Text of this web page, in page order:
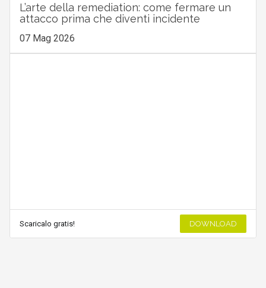
L’arte della remediation: come fermare un
attacco prima che diventi incidente
07 Mag 2026
Scaricalo gratis! DOWNLOAD